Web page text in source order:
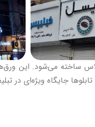
ساخته می‌شود. این
جایگاه ویژه‌ای در